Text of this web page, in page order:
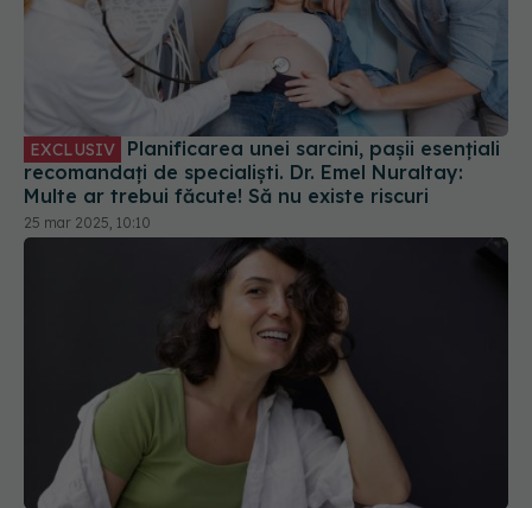
EXCLUSIV
recomandați de specialiști. Dr. Emel Nuraltay:
Multe ar trebui făcute! Să nu existe riscuri
25 mar 2025, 10:10